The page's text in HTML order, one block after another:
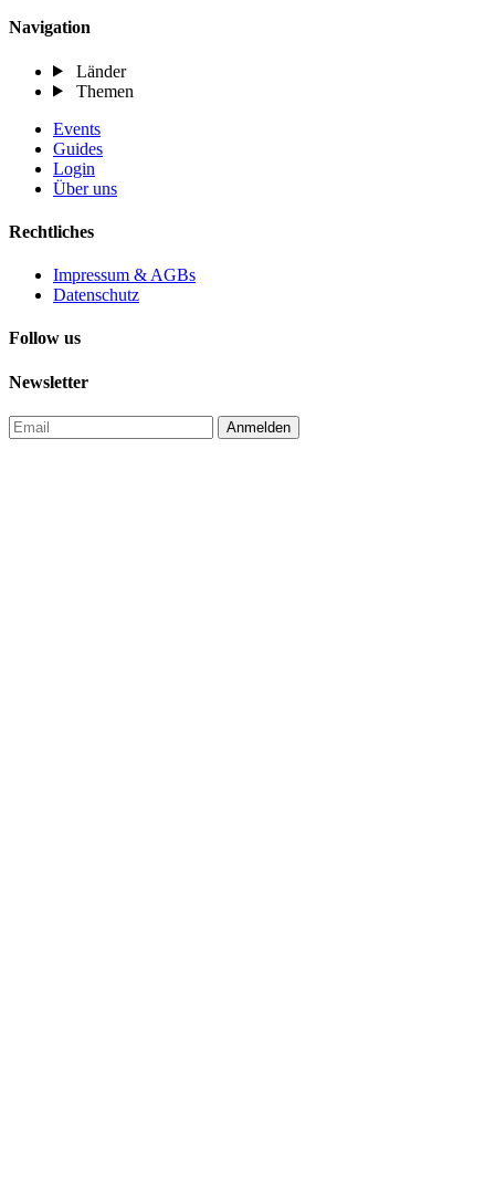
Navigation
Länder
Themen
Events
Guides
Login
Über uns
Rechtliches
Impressum & AGBs
Datenschutz
Follow us
Newsletter
Anmelden